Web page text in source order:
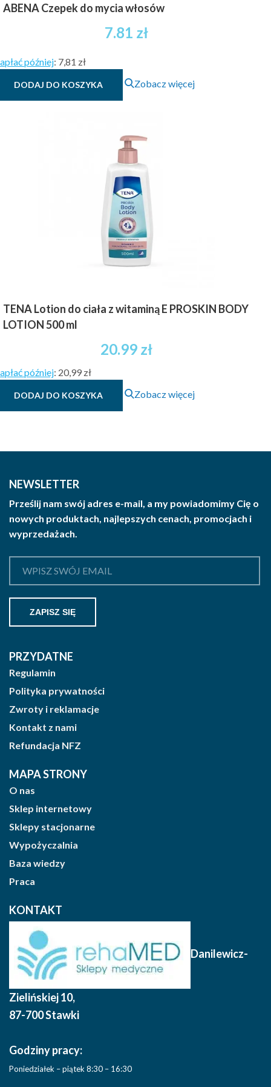
ABENA Czepek do mycia włosów
7.81 zł
później: 7,81 zł
DODAJ DO KOSZYKA Zobacz więcej
TENA Lotion do ciała z witaminą E PROSKIN BODY
LOTION 500 ml
20.99 zł
później: 20,99 zł
DODAJ DO KOSZYKA Zobacz więcej
NEWSLETTER
Prześlij nam swój adres e-mail, a my powiadomimy Cię o
nowych produktach, najlepszych cenach, promocjach i
wyprzedażach.
PRZYDATNE
Regulamin
Polityka prywatności
Zwroty i reklamacje
Kontakt z nami
Refundacja NFZ
MAPA STRONY
O nas
Sklep internetowy
Sklepy stacjonarne
Wypożyczalnia
Baza wiedzy
Praca
KONTAKT
Danilewicz-
Zielińskiej 10,
87-700 Stawki
Godziny pracy:
Poniedziałek – piątek 8:30 – 16:30